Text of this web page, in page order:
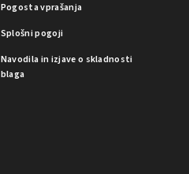
Pogosta vprašanja
Splošni pogoji
Navodila in izjave o skladnosti
blaga